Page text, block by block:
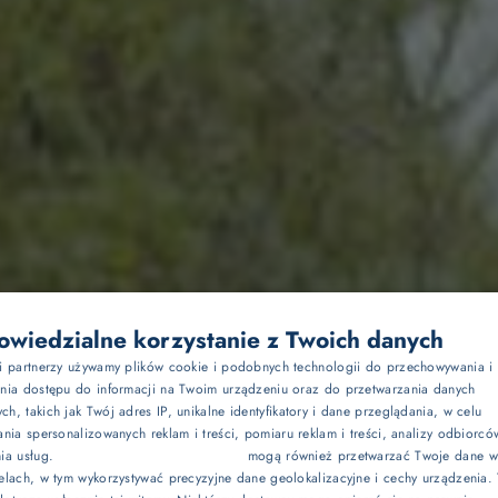
Dla dwojga
Z dziećmi
Biznes
korzystanie z Twoich danych
partnerzy używamy plików cookie i podobnych technologii do przechowywania i
dostępu do informacji na Twoim urządzeniu oraz do przetwarzania danych
takich jak Twój adres IP, unikalne identyfikatory i dane przeglądania, w celu
spersonalizowanych reklam i treści, pomiaru reklam i treści, analizy
usług.
mogą również przetwarzać Twoje dane
w tym wykorzystywać precyzyjne dane geolokalizacyjne i cechy urządzenia.